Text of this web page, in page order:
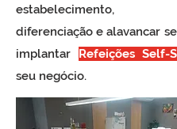
estabelecimento,
diferenciação e alavancar
implantar Refeições Self-
seu negócio.